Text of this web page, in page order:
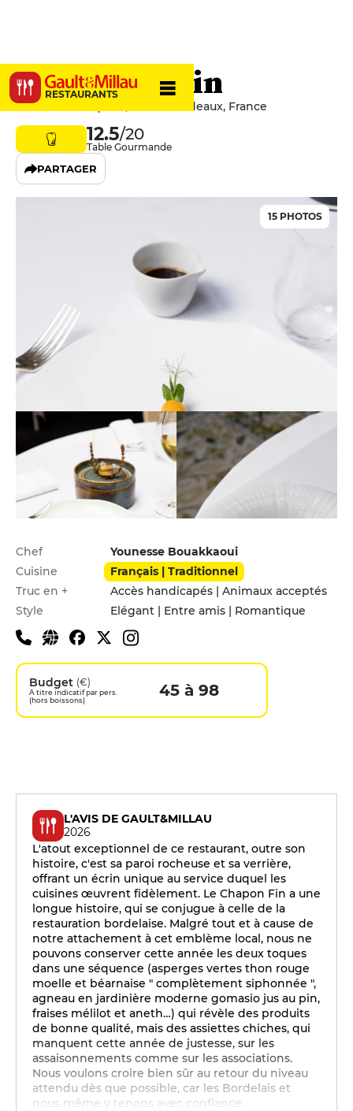
RESTAURANTS
Le Chapon Fin
5 Rue Montesquieu, 33000 Bordeaux, France
12.5/20
Table Gourmande
PARTAGER
15 PHOTOS
Infos pratiques
Chef
Younesse Bouakkaoui
Cuisine
Français | Traditionnel
Truc en +
Accès handicapés | Animaux acceptés
Style
Elégant | Entre amis | Romantique
Budget (€)
A titre indicatif par pers.
(hors boissons)
45 à 98
L'AVIS DE GAULT&MILLAU
2026
L'atout exceptionnel de ce restaurant, outre son
histoire, c'est sa paroi rocheuse et sa verrière,
offrant un écrin unique au service duquel les
cuisines œuvrent fidèlement. Le Chapon Fin a une
longue histoire, qui se conjugue à celle de la
restauration bordelaise. Malgré tout et à cause de
notre attachement à cet emblème local, nous ne
pouvons conserver cette année les deux toques
dans une séquence (asperges vertes thon rouge
moelle et béarnaise " complètement siphonnée ",
agneau en jardinière moderne gomasio jus au pin,
fraises mélilot et aneth…) qui révèle des produits
de bonne qualité, mais des assiettes chiches, qui
manquent cette année de justesse, sur les
assaisonnements comme sur les associations.
Nous voulons croire bien sûr au retour du niveau
attendu dès que possible, car les Bordelais et
nous même y tenons avec confiance.